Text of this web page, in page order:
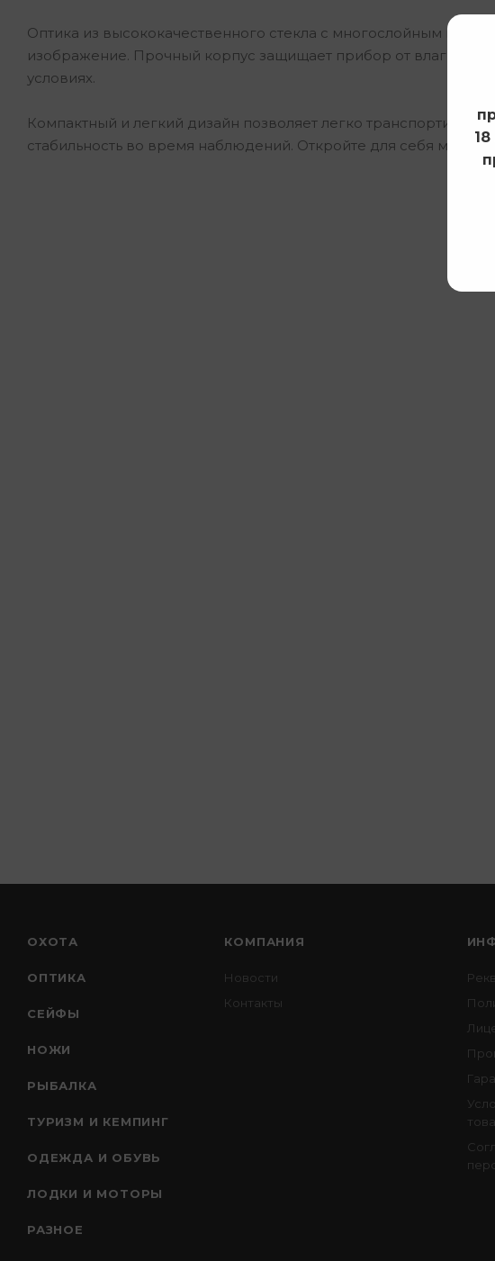
Оптика из высококачественного стекла с многослойным
изображение. Прочный корпус защищает прибор от влаги и
условиях.
Компактный и легкий дизайн позволяет легко
стабильность во время наблюдений. Откройте для себя мир с
ОХОТА
ОПТИКА
СЕЙФЫ
НОЖИ
РЫБАЛКА
ТУРИЗМ И КЕМПИНГ
ОДЕЖДА И ОБУВЬ
ЛОДКИ И МОТОРЫ
РАЗНОЕ
КОМПАНИЯ
Новости
Контакты